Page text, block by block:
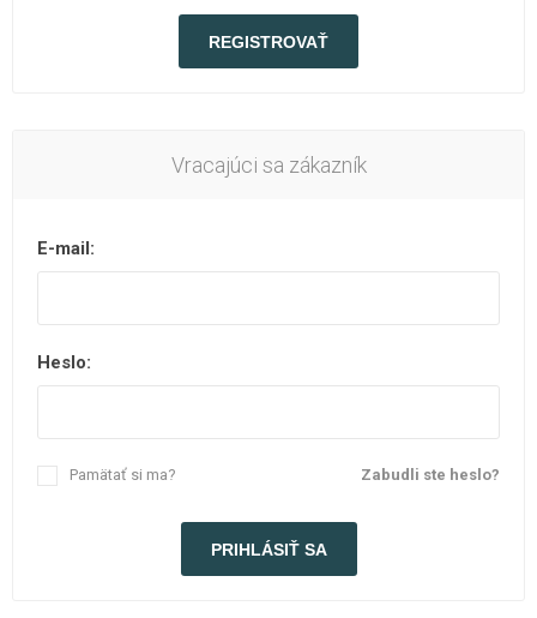
Vracajúci sa zákazník
E-mail:
Heslo:
Zabudli ste heslo?
Pamätať si ma?